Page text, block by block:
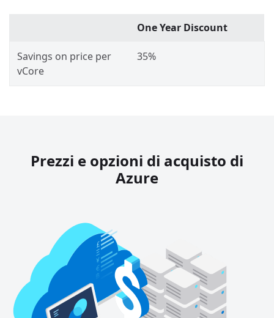
One Year Discount
Savings on price per
vCore
35%
Prezzi e opzioni di acquisto di
Azure